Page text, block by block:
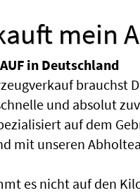
mein
in Deutschland
brauchst
und absolut
auf dem
mit unseren
es nicht auf den